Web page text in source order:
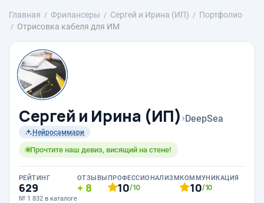
Главная Фрилансеры Сергей и Ирина (ИП)
Портфолио
Отрисовка кабеля для ИМ
Сергей и Ирина (ИП)›DeepSea
Нейросаммари
Прочтите наш девиз, висящий на стене!
РЕЙТИНГ
629
№ 1 832 в каталоге
ОТЗЫВЫ
8
ПРОФЕССИОНАЛИЗМ
10/10
КОММУНИКАЦИЯ
10/10